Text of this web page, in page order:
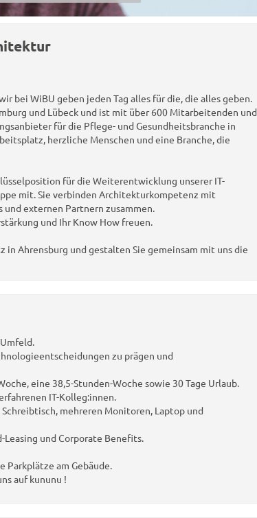
bei WiBU geben jeden Tag alles für die, die alles geben.
und Lübeck und ist mit über 600 Mitarbeitenden und
für die Pflege- und Gesundheitsbranche in
herzliche Menschen und eine Branche, die
für die Weiterentwicklung unserer IT-
mit. Sie verbinden Architekturkompetenz mit
und externen Partnern zusammen.
und Ihr Know How freuen.
Ahrensburg und gestalten Sie gemeinsam mit uns die
zu prägen und
eine 38,5-Stunden-Woche sowie 30 Tage Urlaub.
IT-Kolleg:innen.
mehreren Monitoren, Laptop und
und Corporate Benefits.
am Gebäude.
aufkununu !